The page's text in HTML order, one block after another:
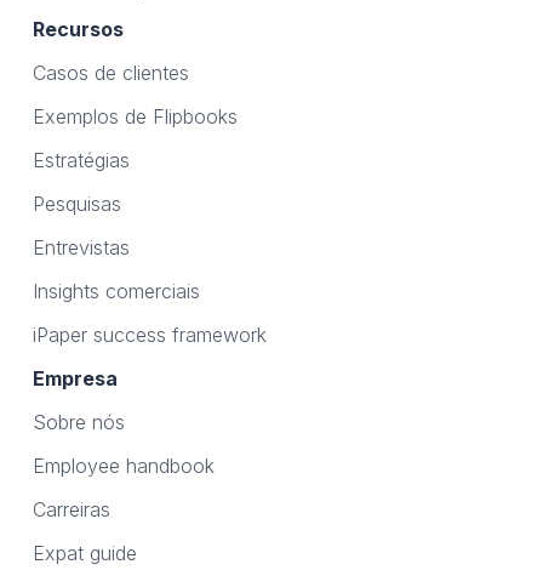
Recursos
Casos de clientes
Exemplos de Flipbooks
Estratégias
Pesquisas
Entrevistas
Insights comerciais
iPaper success framework
Empresa
Sobre nós
Employee handbook
Carreiras
Expat guide